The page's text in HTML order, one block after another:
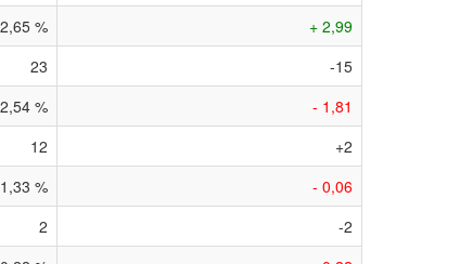
2,65 %
+ 2,99
23
-15
2,54 %
- 1,81
12
+2
1,33 %
- 0,06
2
-2